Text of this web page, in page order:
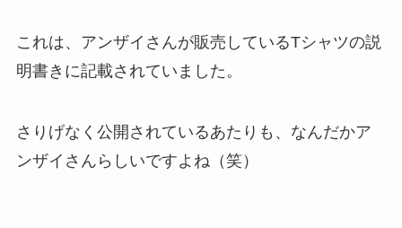
これは、アンザイさんが販売しているTシャツの説
明書きに記載されていました。
さりげなく公開されているあたりも、なんだかア
ンザイさんらしいですよね（笑）